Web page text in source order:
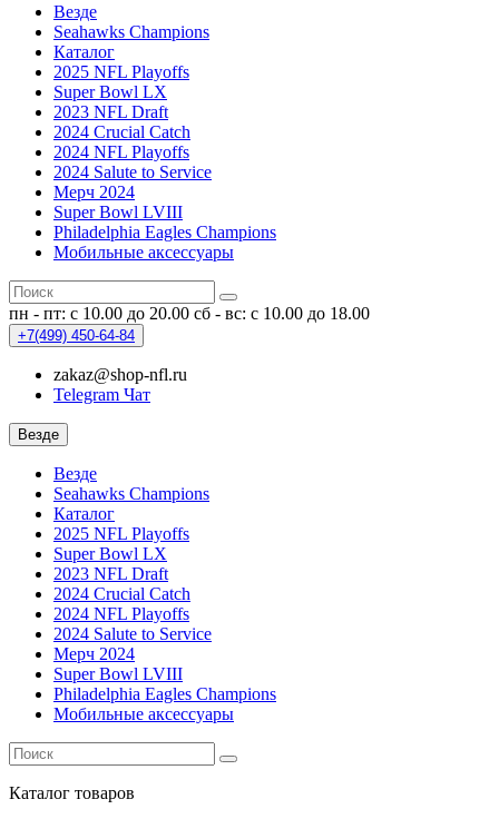
Везде
Seahawks Champions
Каталог
2025 NFL Playoffs
Super Bowl LX
2023 NFL Draft
2024 Crucial Catch
2024 NFL Playoffs
2024 Salute to Service
Мерч 2024
Super Bowl LVIII
Philadelphia Eagles Champions
Мобильные аксессуары
пн - пт: с 10.00 до 20.00 сб - вс: с 10.00 до 18.00
+7(499) 450-64-84
zakaz@shop-nfl.ru
Telegram Чат
Везде
Везде
Seahawks Champions
Каталог
2025 NFL Playoffs
Super Bowl LX
2023 NFL Draft
2024 Crucial Catch
2024 NFL Playoffs
2024 Salute to Service
Мерч 2024
Super Bowl LVIII
Philadelphia Eagles Champions
Мобильные аксессуары
Каталог товаров